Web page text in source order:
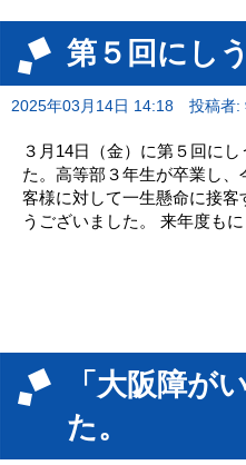
第５回にし
2025年03月14日 14:18 投稿者:
３月14日（金）に第５回に
た。高等部３年生が卒業し
客様に対して一生懸命に接
うございました。 来年度も
「大阪障が
た。